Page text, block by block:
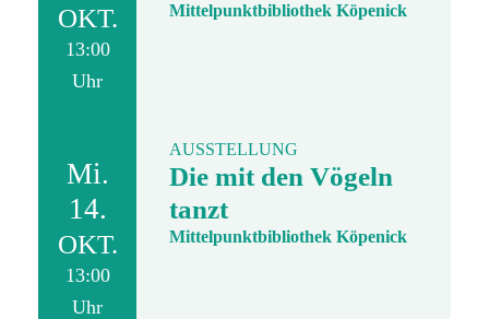
OKT.
13:00
Uhr
Mittelpunktbibliothek Köpenick
Mi.
14.
OKT.
13:00
Uhr
AUSSTELLUNG
Die mit den Vögeln
tanzt
Mittelpunktbibliothek Köpenick